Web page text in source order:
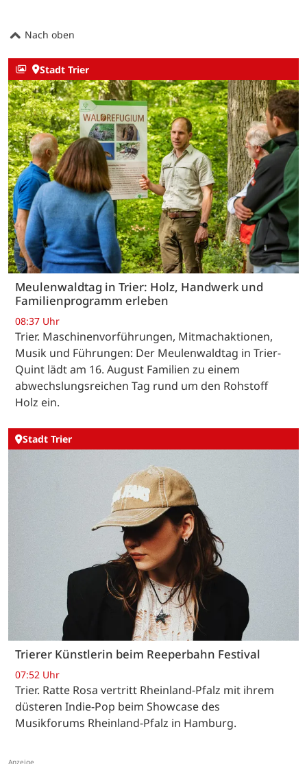
Nach oben
Stadt Trier
Meulenwaldtag in Trier: Holz, Handwerk und
Familienprogramm erleben
08:37 Uhr
Trier. Maschinenvorführungen, Mitmachaktionen,
Musik und Führungen: Der Meulenwaldtag in Trier-
Quint lädt am 16. August Familien zu einem
abwechslungsreichen Tag rund um den Rohstoff
Holz ein.
Stadt Trier
Trierer Künstlerin beim Reeperbahn Festival
07:52 Uhr
Trier. Ratte Rosa vertritt Rheinland-Pfalz mit ihrem
düsteren Indie-Pop beim Showcase des
Musikforums Rheinland-Pfalz in Hamburg.